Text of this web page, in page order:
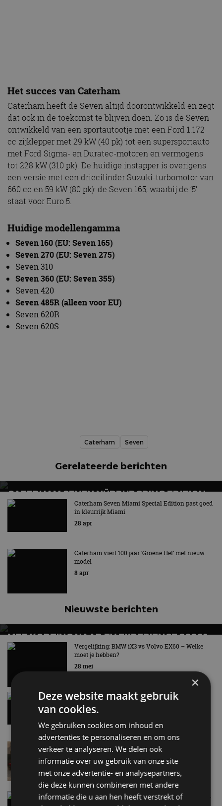
Het succes van Caterham
Caterham heeft de Seven altijd doorontwikkeld en zegt
dat ook in de toekomst te blijven doen. Zo is de Seven
ontwikkeld van een sportautootje met een Ford 1.172
cc zijklepper met 29 kW (40 pk) tot een supersportauto
met Ford Sigma- en Duratec-motoren en vermogens
tot 228 kW (310 pk). De huidige instapper is overigens
een versie met een driecilinder Suzuki-turbomotor van
660 cc en 59 kW (80 pk): de Seven 165, waarbij de ‘5’
staat voor Euro 5.
Huidige modellengamma
Seven 160 (EU: Seven 165)
Seven 270 (EU: Seven 275)
Seven 310
Seven 360 (EU: Seven 355)
Seven 420
Seven 485R (alleen voor EU)
Seven 620R
Seven 620S
Caterham Seven
Gerelateerde berichten
CATERHAM SEVEN NÜRBURGRING EDITION:
GEBOUWD VOOR DE GROENE HEL
Caterham Seven Miami Special Edition past goed
in kleurrijk Miami
28 apr
Caterham viert 100 jaar ‘Groene Hel’ met nieuw
model
8 apr
Nieuwste berichten
MET KORTING NAAR EV EXPERIENCE 2026?
AUTORAI REGELT HET!
EV Experience 2026 van 24 tot 26 september
Vergelijking: BMW iX3 vs Volvo EX60 – Welke
moet je hebben?
28 mei
Gespot: een Chevrolet Corvette Z06
15:38
Lamborghini Revuelto eert 60 jaar Miura met
speciale editie
6 aug
Carbon fibre op je laadkabel: nergens voor nodig,
en precies daarom geweldig
×
Deze website maakt gebruik
van cookies.
We gebruiken cookies om inhoud en
advertenties te personaliseren en om ons
verkeer te analyseren. We delen ook
informatie over uw gebruik van onze site
met onze advertentie- en analysepartners,
die deze kunnen combineren met andere
informatie die u aan hen heeft verstrekt of